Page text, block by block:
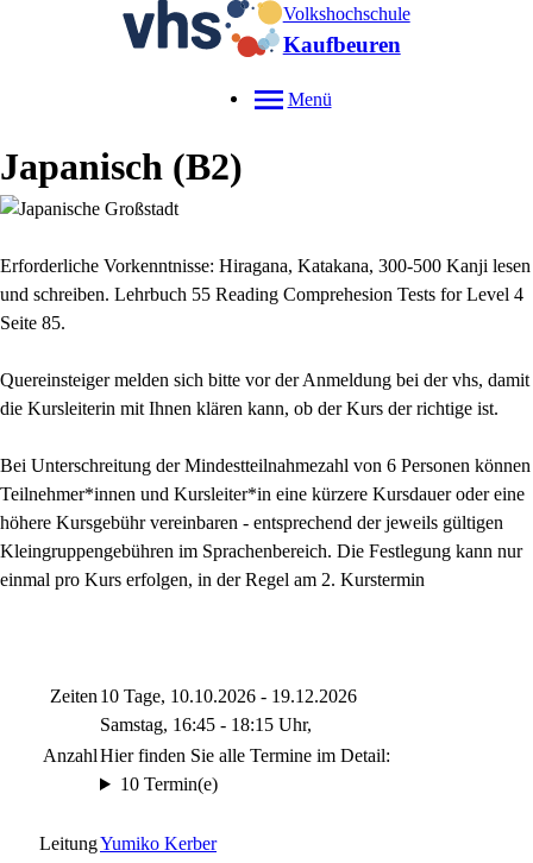
Volkshochschule
Kaufbeuren
Menü
Japanisch (B2)
Erforderliche Vorkenntnisse: Hiragana, Katakana, 300-500 Kanji lesen
und schreiben. Lehrbuch 55 Reading Comprehesion Tests forLevel 4
Seite 85.
Quereinsteiger melden sich bitte vor der Anmeldung bei der vhs, damit
die Kursleiterin mit Ihnen klären kann, ob der Kurs der richtige ist.
Bei Unterschreitung der Mindestteilnahmezahl von 6 Personen können
Teilnehmer*innen und Kursleiter*in eine kürzere Kursdauer oder eine
höhere Kursgebühr vereinbaren - entsprechend der jeweils gültigen
Kleingruppengebühren im Sprachenbereich. Die Festlegung kann nur
einmal pro Kurs erfolgen, in der Regel am 2. Kurstermin
Zeiten 10 Tage, 10.10.2026 - 19.12.2026
Samstag, 16:45 - 18:15 Uhr,
AnzahlHier finden Sie alle Termine im Detail:
10 Termin(e)
LeitungYumiko Kerber